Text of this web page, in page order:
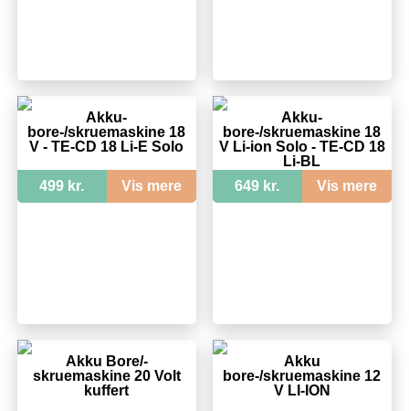
Akku-
bore-/skruemaskine 18
V - TE-CD 18 Li-E Solo
499 kr. Vis mere
Akku-
bore-/skruemaskine 18
V Li-ion Solo - TE-CD 18
Li-BL
649 kr.
Vis mere
Akku Bore/-
skruemaskine 20 Volt
kuffert
Akku
bore-/skruemaskine 12
V LI-ION